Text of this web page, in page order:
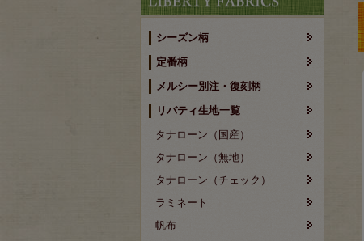
シーズン柄
定番柄
メルシー別注・復刻柄
リバティ生地一覧
タナローン（国産）
タナローン（無地）
タナローン（チェック）
ラミネート
帆布